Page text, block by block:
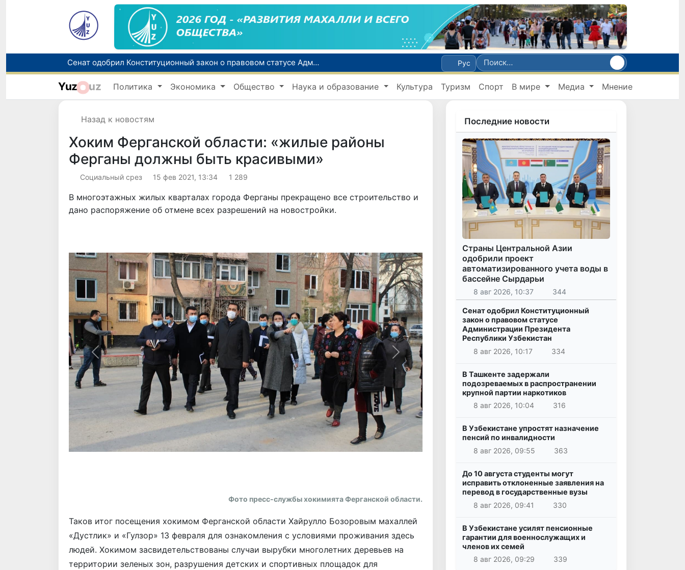
Сенат одобрил Конституционный закон о правовом статусе Администрации Президента Республики Узбекистан
В Ташкенте задержали подозреваемых в распространении крупной партии наркотиков
В Узбекистане упростят назначение пенсий по инвалидности
Рус
Yuz uz Политика Экономика Общество Наука и образование Культура Туризм Спорт В мире Медиа Мнение
Назад к новостям
Хоким Ферганской области: «жилые районы
Ферганы должны быть красивыми»
Социальный срез 15 фев 2021, 13:34 1 289
В многоэтажных жилых кварталах города Ферганы прекращено все строительство и
дано распоряжение об отмене всех разрешений на новостройки.
Назад Вперёд
Фото пресс-службы хокимията Ферганской области.
Таков итог посещения хокимом Ферганской области Хайрулло Бозоровым махаллей
«Дустлик» и «Гулзор» 13 февраля для ознакомления с условиями проживания здесь
людей. Хокимом засвидетельствованы случаи вырубки многолетних деревьев на
территории зеленых зон, разрушения детских и спортивных площадок для
Последние новости
Страны Центральной Азии
одобрили проект
автоматизированного учета воды в
бассейне Сырдарьи
8 авг 2026, 10:37 344
Сенат одобрил Конституционный
закон о правовом статусе
Администрации Президента
Республики Узбекистан
8 авг 2026, 10:17
334
В Ташкенте задержали
подозреваемых в распространении
крупной партии наркотиков
8 авг 2026, 10:04
316
В Узбекистане упростят назначение
пенсий по инвалидности
8 авг 2026, 09:55
363
До 10 августа студенты могут
исправить отклоненные заявления на
перевод в государственные вузы
8 авг 2026, 09:41
330
В Узбекистане усилят пенсионные
гарантии для военнослужащих и
членов их семей
8 авг 2026, 09:29
339